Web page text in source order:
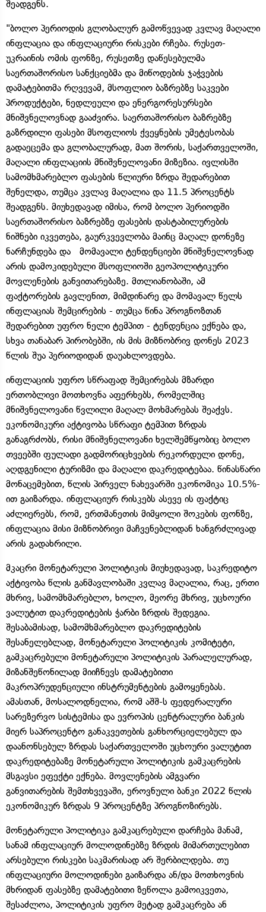
შეადგენს.
"ბოლო პერიოდის გლობალურ გამოწვევად კვლავ მაღალი
ინფლაცია და ინფლაციური რისკები რჩება. რუსეთ-
უკრაინის ომის ფონზე, რუსეთზე დაწესებულმა
საერთაშორისო სანქციებმა და მიწოდების ჯაჭვების
დამატებითმა რღვევამ, მსოფლიო ბაზრებზე საკვები
პროდუქტები, ნედლეული და ენერგორესურსები
მნიშვნელოვნად გააძვირა. საერთაშორისო ბაზრებზე
გაზრდილი ფასები მსოფლიოს ქვეყნების უმეტესობას
გადაეცემა და გლობალურად, მათ შორის, საქართველოში,
მაღალი ინფლაციის მნიშვნელოვანი მიზეზია. ივლისში
სამომხმარებლო ფასების წლიური ზრდა შედარებით
შენელდა, თუმცა კვლავ მაღალია და 11.5 პროცენტს
შეადგენს. მიუხედავად იმისა, რომ ბოლო პერიოდში
საერთაშორისო ბაზრებზე ფასების დასტაბილურების
ნიშნები იკვეთება, გაურკვევლობა მაინც მაღალ დონეზე
ნარჩუნდება და მომავალი ტენდენციები მნიშვნელოვნად
არის დამოკიდებული მსოფლიოში გეოპოლიტიკური
მოვლენების განვითარებაზე. მთლიანობაში, ამ
ფაქტორების გავლენით, მიმდინარე და მომავალ წელს
ინფლაციას შემცირების - თუმცა წინა პროგნოზთან
შედარებით უფრო ნელი ტემპით - ტენდენცია ექნება და,
სხვა თანაბარ პირობებში, ის მის მიზნობრივ დონეს 2023
წლის შუა პერიოდიდან დაუახლოვდება.
ინფლაციის უფრო სწრაფად შემცირებას მზარდი
ერთობლივი მოთხოვნა აფერხებს, რომელშიც
მნიშვნელოვანი წვლილი მაღალ მოხმარებას შეაქვს.
ეკონომიკური აქტივობა სწრაფი ტემპით ზრდას
განაგრძობს, რისი მნიშვნელოვანი ხელშემწყობიც ბოლო
თვეებში ფულადი გადმორიცხვების რეკორდული დონე,
აღდგენილი ტურიზმი და მაღალი დაკრედიტებაა. წინასწარი
მონაცემებით, წლის პირველ ნახევარში ეკონომიკა 10.5%-
ით გაიზარდა. ინფლაციურ რისკებს ასევე ის ფაქტიც
აძლიერებს, რომ, ერთმანეთის მიმყოლი შოკების ფონზე,
ინფლაცია მისი მიზნობრივი მაჩვენებლიდან ხანგრძლივად
არის გადახრილი.
მკაცრი მონეტარული პოლიტიკის მიუხედავად, საკრედიტო
აქტივობა წლის განმავლობაში კვლავ მაღალია, რაც, ერთი
მხრივ, სამომხმარებლო, ხოლო, მეორე მხრივ, უცხოური
ვალუტით დაკრედიტების ჭარბი ზრდის შედეგია.
შესაბამისად, სამომხმარებლო დაკრედიტების
შესანელებლად, მონეტარული პოლიტიკის კომიტეტი,
გამკაცრებული მონეტარული პოლიტიკის პარალელურად,
მიზანშეწონილად მიიჩნევს დამატებითი
მაკროპრუდენციული ინსტრუმენტების გამოყენებას.
ამასთან, მოსალოდნელია, რომ აშშ-ს ფედერალური
სარეზერვო სისტემისა და ევროპის ცენტრალური ბანკის
მიერ საპროცენტო განაკვეთების განხორციელებულ და
დაანონსებულ ზრდას საქართველოში უცხოური ვალუტით
დაკრედიტებაზე მონეტარული პოლიტიკის გამკაცრების
მსგავსი ეფექტი ექნება. მოვლენების ამგვარი
განვითარების შემთხვევაში, ეროვნული ბანკი 2022 წლის
ეკონომიკურ ზრდას 9 პროცენტზე პროგნოზირებს.
მონეტარული პოლიტიკა გამკაცრებული დარჩება მანამ,
სანამ ინფლაციურ მოლოდინებზე ზრდის მიმართულებით
არსებული რისკები საკმარისად არ შერბილდება. თუ
ინფლაციური მოლოდინები გაიზარდა ან/და მოთხოვნის
მხრიდან ფასებზე დამატებითი ზეწოლა გამოიკვეთა,
შესაძლოა, პოლიტიკის უფრო მეტად გამკაცრება ან